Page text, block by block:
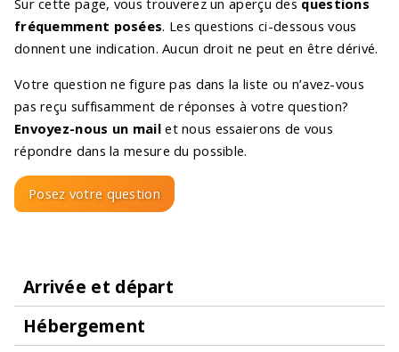
fréquemment posées. Les questions ci-dessous vous
donnent une indication. Aucun droit ne peut en être dérivé.
Votre question ne figure pas dans la liste ou n’avez-vous
pas reçu suffisamment de réponses à votre question?
Envoyez-nous un mailet nous essaierons de vous
répondre dans la mesure du possible.
Posez votre question
Arrivée et départ
Hébergement